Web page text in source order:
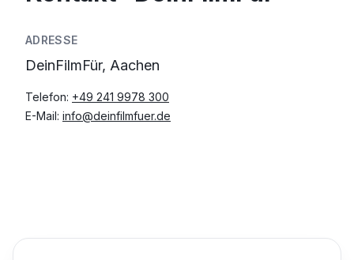
ADRESSE
DeinFilmFür, Aachen
Telefon: +49 241 9978 300
E-Mail: info@deinfilmfuer.de